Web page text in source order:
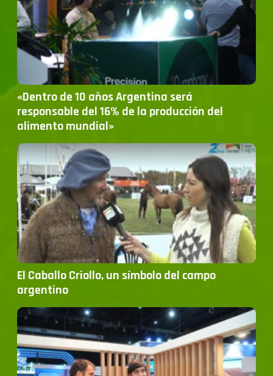
«Dentro de 10 años Argentina será
responsable del 16% de la producción del
alimento mundial»
El Caballo Criollo, un símbolo del campo
argentino